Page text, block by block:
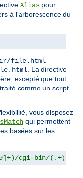
Alias pour
à l'arborescence du
dir/file.html
. La directive
excepté que tout
comme un script
vous disposez
qui permettent
basées sur les
cgi-bin/(.+)"